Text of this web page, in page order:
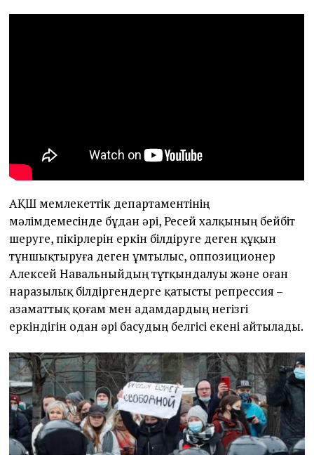
АҚШ мемлекеттік департаментінің
мәлімдемесінде бұдан әрі, Ресей халқының бейбіт
шеруге, пікірлерін еркін білдіруге деген құқын
тұншықтыруға деген ұмтылыс, оппозиционер
Алексей Навальныйдың тұтқындалуы және оған
наразылық білдіргендерге қатысты репрессия –
азаматтық қоғам мен адамдардың негізгі
еркіндігін одан әрі басудың белгісі екені айтылады.